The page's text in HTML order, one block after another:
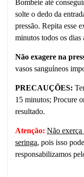
Bombeie até
solte o dedo da
pressão. Repita esse
minutos todos os dias
Não exagere na
vasos sanguíneos
PRECAUÇÕES:
15 minutos; Procure
resultado.
Atenção: Não exerça
seringa, pois isso
responsabilizamos